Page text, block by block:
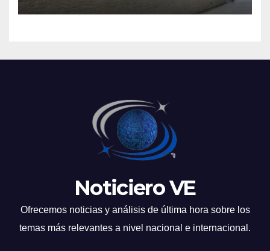
Noticiero VE
Ofrecemos noticias y análisis de última hora sobre los
temas más relevantes a nivel nacional e internacional.